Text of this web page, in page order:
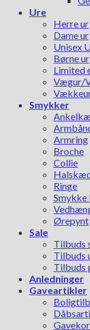
Ure
Herre ur
Dame ur
Unisex
Børne ur
Limited
Vægur/
Smykker
Armring
Broche
Collie
Ringe
Smykke
Ørepynt
Sale
Tilbuds
Tilbuds
Tilbuds
Anledninger
Gaveartikler